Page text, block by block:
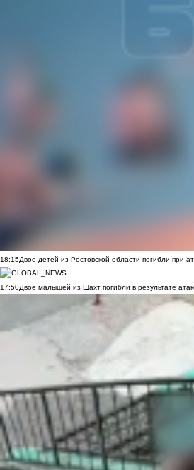
18:15Двое детей из Ростовской области погибли при
17:50Двое малышей из Шахт погибли в результате